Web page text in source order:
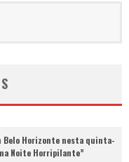
Belo Horizonte nesta quinta-
Noite Horripilante”